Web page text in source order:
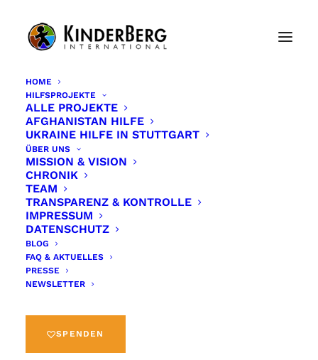
HOME
HILFSPROJEKTE
ALLE PROJEKTE
AFGHANISTAN HILFE
UKRAINE HILFE IN STUTTGART
ÜBER UNS
MISSION & VISION
CHRONIK
TEAM
TRANSPARENZ & KONTROLLE
IMPRESSUM
DATENSCHUTZ
BLOG
FAQ & AKTUELLES
PRESSE
NEWSLETTER
SPENDEN
Eine Inspiration für
KinderBerg
Vor seinem Wechsel zu KinderBerg arbeitete Pit
Vetterick seit 1986 für verschiedene namenhafte
IT- und Medienunternehmen und war in diesem
Rahmen mehrere Jahre im Ausland, u.a. in
Marrakesch, Marokko für die technische